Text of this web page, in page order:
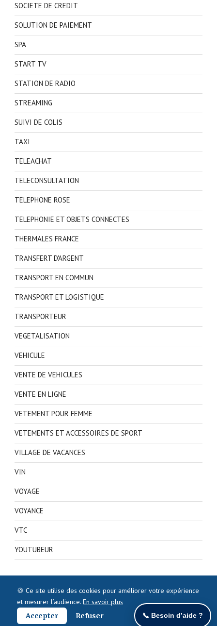
SOCIETE DE CREDIT
SOLUTION DE PAIEMENT
SPA
START TV
STATION DE RADIO
STREAMING
SUIVI DE COLIS
TAXI
TELEACHAT
TELECONSULTATION
TELEPHONE ROSE
TELEPHONIE ET OBJETS CONNECTES
THERMALES FRANCE
TRANSFERT D'ARGENT
TRANSPORT EN COMMUN
TRANSPORT ET LOGISTIQUE
TRANSPORTEUR
VEGETALISATION
VEHICULE
VENTE DE VEHICULES
VENTE EN LIGNE
VETEMENT POUR FEMME
VETEMENTS ET ACCESSOIRES DE SPORT
VILLAGE DE VACANCES
VIN
VOYAGE
VOYANCE
VTC
YOUTUBEUR
🍪 Ce site utilise des cookies pour améliorer votre expérience
et mesurer l’audience. En savoir plus
Accepter
Refuser 📞 Besoin d’aide ?